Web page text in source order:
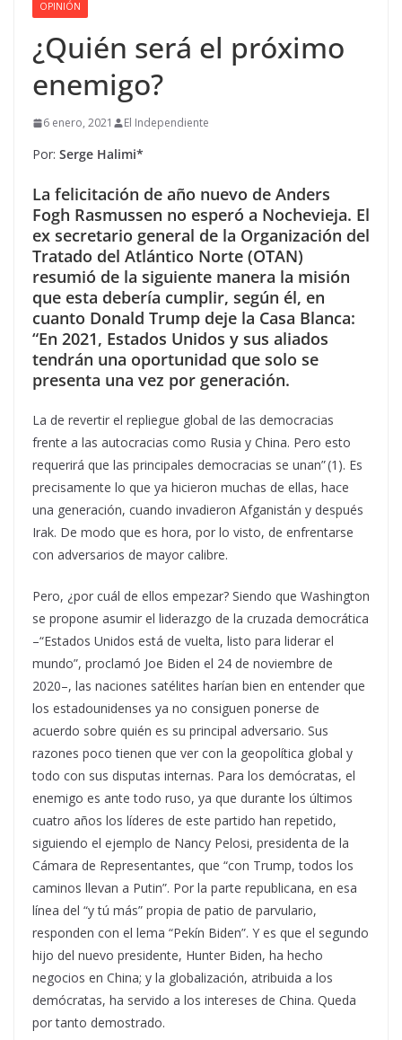
OPINIÓN
¿Quién será el próximo
enemigo?
6 enero, 2021 El Independiente
Por: Serge Halimi*
La felicitación de año nuevo de Anders
Fogh Rasmussen no esperó a Nochevieja. El
ex secretario general de la Organización del
Tratado del Atlántico Norte (OTAN)
resumió de la siguiente manera la misión
que esta debería cumplir, según él, en
cuanto Donald Trump deje la Casa Blanca:
“En 2021, Estados Unidos y sus aliados
tendrán una oportunidad que solo se
presenta una vez por generación.
La de revertir el repliegue global de las democracias
frente a las autocracias como Rusia y China. Pero esto
requerirá que las principales democracias se unan” (1). Es
precisamente lo que ya hicieron muchas de ellas, hace
una generación, cuando invadieron Afganistán y después
Irak. De modo que es hora, por lo visto, de enfrentarse
con adversarios de mayor calibre.
Pero, ¿por cuál de ellos empezar? Siendo que Washington
se propone asumir el liderazgo de la cruzada democrática
–“Estados Unidos está de vuelta, listo para liderar el
mundo”, proclamó Joe Biden el 24 de noviembre de
2020–, las naciones satélites harían bien en entender que
los estadounidenses ya no consiguen ponerse de
acuerdo sobre quién es su principal adversario. Sus
razones poco tienen que ver con la geopolítica global y
todo con sus disputas internas. Para los demócratas, el
enemigo es ante todo ruso, ya que durante los últimos
cuatro años los líderes de este partido han repetido,
siguiendo el ejemplo de Nancy Pelosi, presidenta de la
Cámara de Representantes, que “con Trump, todos los
caminos llevan a Putin”. Por la parte republicana, en esa
línea del “y tú más” propia de patio de parvulario,
responden con el lema “Pekín Biden”. Y es que el segundo
hijo del nuevo presidente, Hunter Biden, ha hecho
negocios en China; y la globalización, atribuida a los
demócratas, ha servido a los intereses de China. Queda
por tanto demostrado.